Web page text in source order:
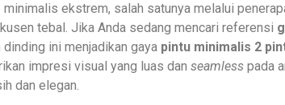
ekstrem, salah satunya melalui
tebal. Jika Anda sedang mencari referensi
ini menjadikan gaya pintu minimalis 2
impresi visual yang luas dan seamless pada
dan elegan.